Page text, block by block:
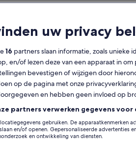
Gratis annulering
1 u
Mobiele voucher
bevestiging
Meerdere talen
quad voor twee personen
Wat doe je in je vakantie? Beleef deze
uw privacy
16 partners slaan informatie, zoals unieke
en/of lezen deze van een apparaat in
bevestigen of wijzigen door
op de pagina met onze
en hebben geen invloed op
partners verwerken gegevens
gebruiken. De apparaatkenmerken
en/of openen. Gepersonaliseerde advertenties
en ontwikkeling van diensten.